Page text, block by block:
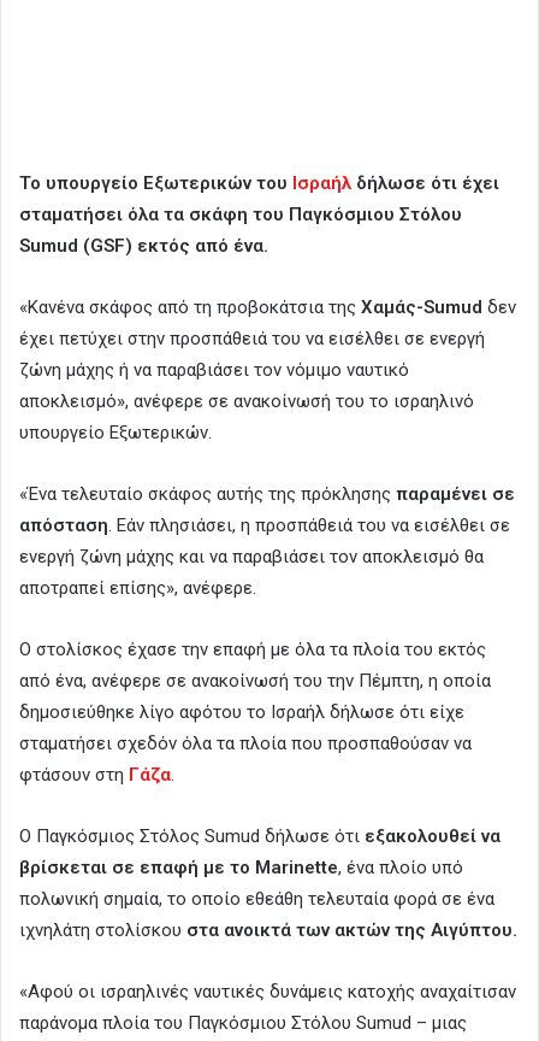
Το υπουργείο Εξωτερικών του Ισραήλ δήλωσε ότι έχει
σταματήσει όλα τα σκάφη του Παγκόσμιου Στόλου
Sumud (GSF) εκτός από ένα.
«Κανένα σκάφος από τη προβοκάτσια της Χαμάς-Sumud δεν
έχει πετύχει στην προσπάθειά του να εισέλθει σε ενεργή
ζώνη μάχης ή να παραβιάσει τον νόμιμο ναυτικό
αποκλεισμό», ανέφερε σε ανακοίνωσή του το ισραηλινό
υπουργείο Εξωτερικών.
«Ένα τελευταίο σκάφος αυτής της πρόκλησης παραμένει σε
απόσταση. Εάν πλησιάσει, η προσπάθειά του να εισέλθει σε
ενεργή ζώνη μάχης και να παραβιάσει τον αποκλεισμό θα
αποτραπεί επίσης», ανέφερε.
Ο στολίσκος έχασε την επαφή με όλα τα πλοία του εκτός
από ένα, ανέφερε σε ανακοίνωσή του την Πέμπτη, η οποία
δημοσιεύθηκε λίγο αφότου το Ισραήλ δήλωσε ότι είχε
σταματήσει σχεδόν όλα τα πλοία που προσπαθούσαν να
φτάσουν στη Γάζα.
Ο Παγκόσμιος Στόλος Sumud δήλωσε ότι εξακολουθεί να
βρίσκεται σε επαφή με το Marinette, ένα πλοίο υπό
πολωνική σημαία, το οποίο εθεάθη τελευταία φορά σε ένα
ιχνηλάτη στολίσκου στα ανοικτά των ακτών της Αιγύπτου.
«Αφού οι ισραηλινές ναυτικές δυνάμεις κατοχής αναχαίτισαν
παράνομα πλοία του Παγκόσμιου Στόλου Sumud – μιας